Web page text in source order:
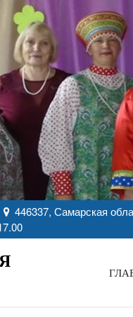
446337, Самарская